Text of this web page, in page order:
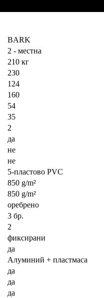
BARK
2 - местна
210 кг
230
124
160
54
35
2
да
не
не
5-пластово PVC
850 g/m²
850 g/m²
оребрено
3 бр.
2
фиксирани
да
Алуминий + пластмаса
да
да
да